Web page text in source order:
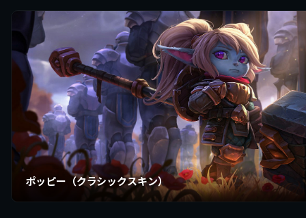
ポッピー（クラシックスキン）